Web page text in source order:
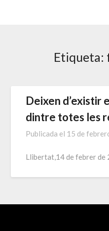
Etiqueta:
Deixen d’existir
dintre totes les
Publicada el 15 de
Llibertat,14 de febrer de